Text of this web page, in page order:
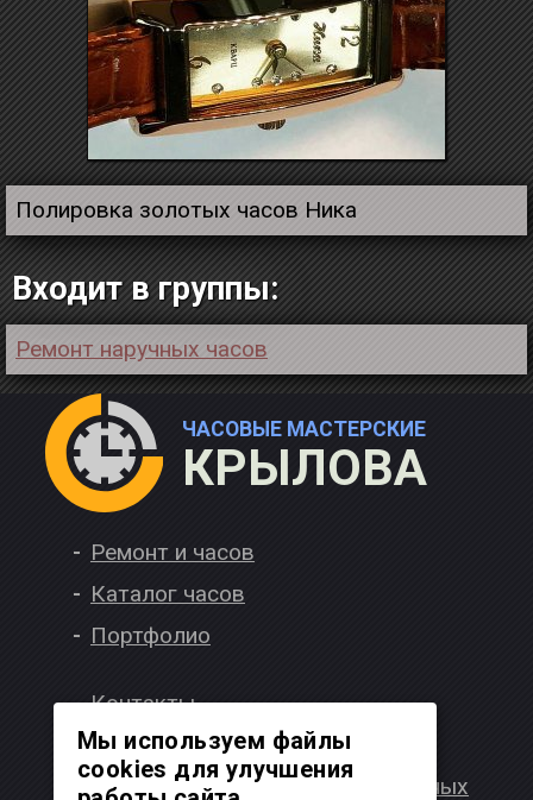
Полировка золотых часов Ника
Входит в группы:
Ремонт наручных часов
ЧАСОВЫЕ МАСТЕРСКИЕ
КРЫЛОВА
Ремонт и часов
Каталог часов
Портфолио
Контакты
Вакансии
Политика обработки персональных
Мы используем файлы
cookies для улучшения